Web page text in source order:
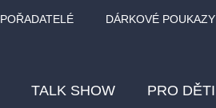
POŘADATELÉ DÁRKOVÉ POUKAZY
TALK SHOW PRO DĚTI